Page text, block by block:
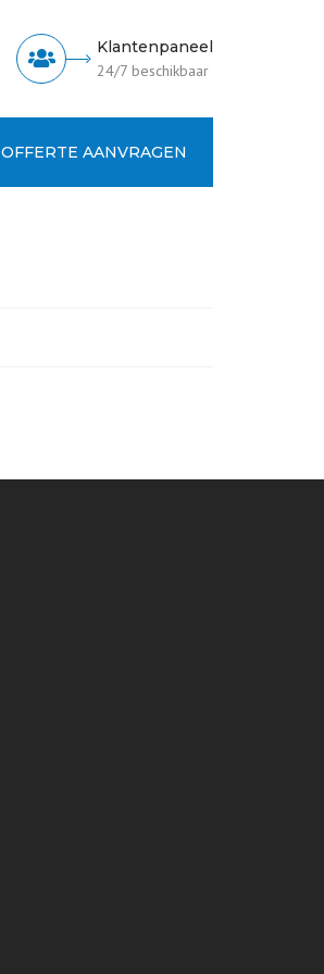
Klantenpaneel
24/7 beschikbaar
OFFERTE AANVRAGEN